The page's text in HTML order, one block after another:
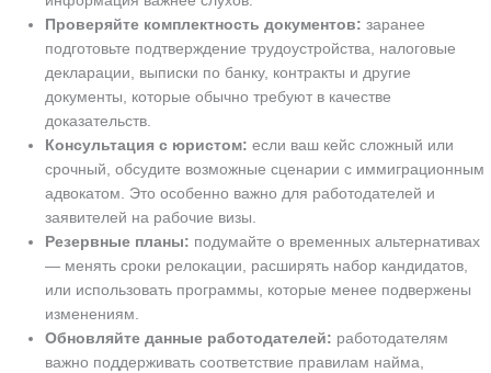
Проверяйте комплектность документов: заранее
подготовьте подтверждение трудоустройства, налоговые
декларации, выписки по банку, контракты и другие
документы, которые обычно требуют в качестве
доказательств.
Консультация с юристом: если ваш кейс сложный или
срочный, обсудите возможные сценарии с иммиграционным
адвокатом. Это особенно важно для работодателей и
заявителей на рабочие визы.
Резервные планы: подумайте о временных альтернативах
— менять сроки релокации, расширять набор кандидатов,
или использовать программы, которые менее подвержены
изменениям.
Обновляйте данные работодателей: работодателям
важно поддерживать соответствие правилам найма,